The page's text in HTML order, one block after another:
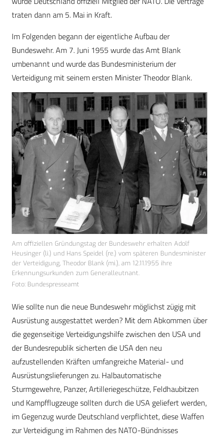
traten dann am 5. Mai in Kraft.
Im Folgenden begann der eigentliche Aufbau der
Bundeswehr. Am 7. Juni 1955 wurde das Amt Blank
umbenannt und wurde das Bundesministerium der
Verteidigung mit seinem ersten Minister Theodor Blank.
Am offiziellen Gründungstag der Bundeswehr erhalten Adolf
Heusinger (li.) und Hans Speidel (re.) vom späteren Bundesminister
der Verteidigung, Theodor Blank (mi.), am 12.11.1955 ihre
Erkennungsurkunden zum Generalleutnant.
Foto: Bundespresseamt
Wie sollte nun die neue Bundeswehr möglichst zügig mit
Ausrüstung ausgestattet werden? Mit dem Abkommen über
die gegenseitige Verteidigungshilfe zwischen den USA und
der Bundesrepublik sicherten die USA den neu
aufzustellenden Kräften umfangreiche Material- und
Ausrüstungslieferungen zu. Halbautomatische
Sturmgewehre, Panzer, Artilleriegeschütze, Feldhaubitzen
und Kampfflugzeuge sollten durch die USA geliefert werden,
im Gegenzug wurde Deutschland verpflichtet, diese Waffen
zur Verteidigung im Rahmen des NATO-Bündnisses